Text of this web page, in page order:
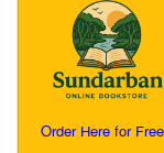
Order Here for